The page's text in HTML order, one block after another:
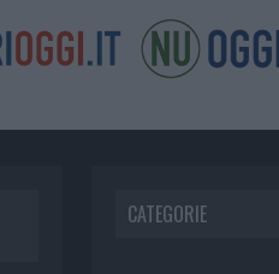
CATEGORIE